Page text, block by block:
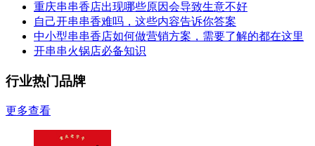
重庆串串香店出现哪些原因会导致生意不好
自己开串串香难吗，这些内容告诉你答案
中小型串串香店如何做营销方案，需要了解的都在这里
开串串火锅店必备知识
行业热门品牌
更多查看